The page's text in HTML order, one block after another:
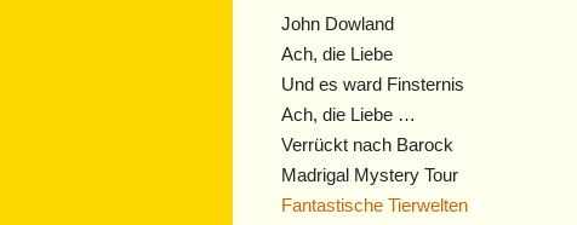
John Dowland
Ach, die Liebe
Und es ward Finsternis
Ach, die Liebe …
Verrückt nach Barock
Madrigal Mystery Tour
Fantastische Tierwelten